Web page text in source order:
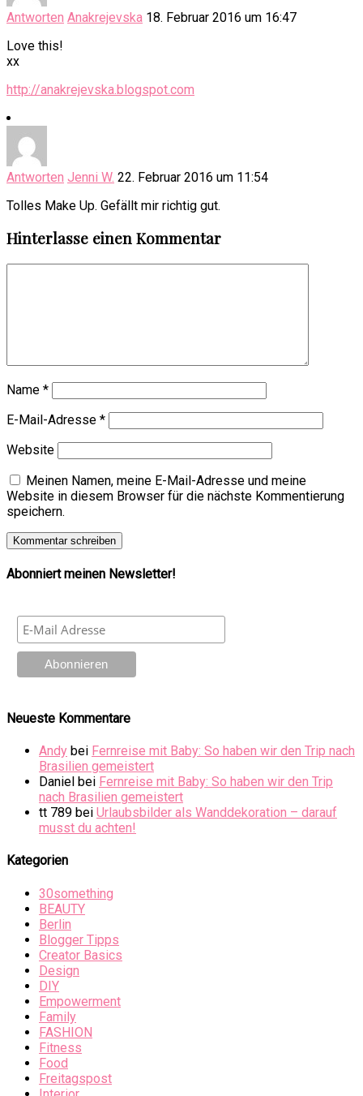
Antworten Anakrejevska 18. Februar 2016 um 16:47
Love this!
xx
http://anakrejevska.blogspot.com
Antworten Jenni W. 22. Februar 2016 um 11:54
Tolles Make Up. Gefällt mir richtig gut.
Hinterlasse einen Kommentar
Name *
E-Mail-Adresse *
Website
Meinen Namen, meine E-Mail-Adresse und meine
Website in diesem Browser für die nächste Kommentierung
speichern.
Abonniert meinen Newsletter!
Neueste Kommentare
Andy bei Fernreise mit Baby: So haben wir den Trip nach
Brasilien gemeistert
Daniel bei Fernreise mit Baby: So haben wir den Trip
nach Brasilien gemeistert
tt 789 bei Urlaubsbilder als Wanddekoration – darauf
musst du achten!
Kategorien
30something
BEAUTY
Berlin
Blogger Tipps
Creator Basics
Design
DIY
Empowerment
Family
FASHION
Fitness
Food
Freitagspost